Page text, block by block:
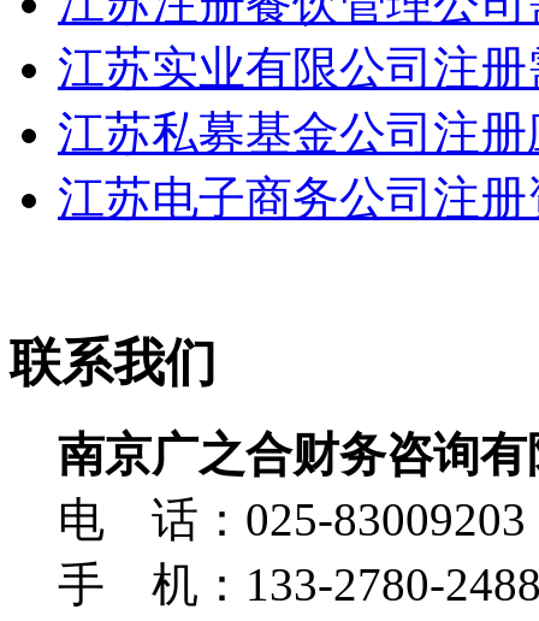
江苏实业有限公司注
江苏私募基金公司注
江苏电子商务公司注
联系我们
南京广之合财务咨询
电 话：025-83009203
手 机：133-2780-